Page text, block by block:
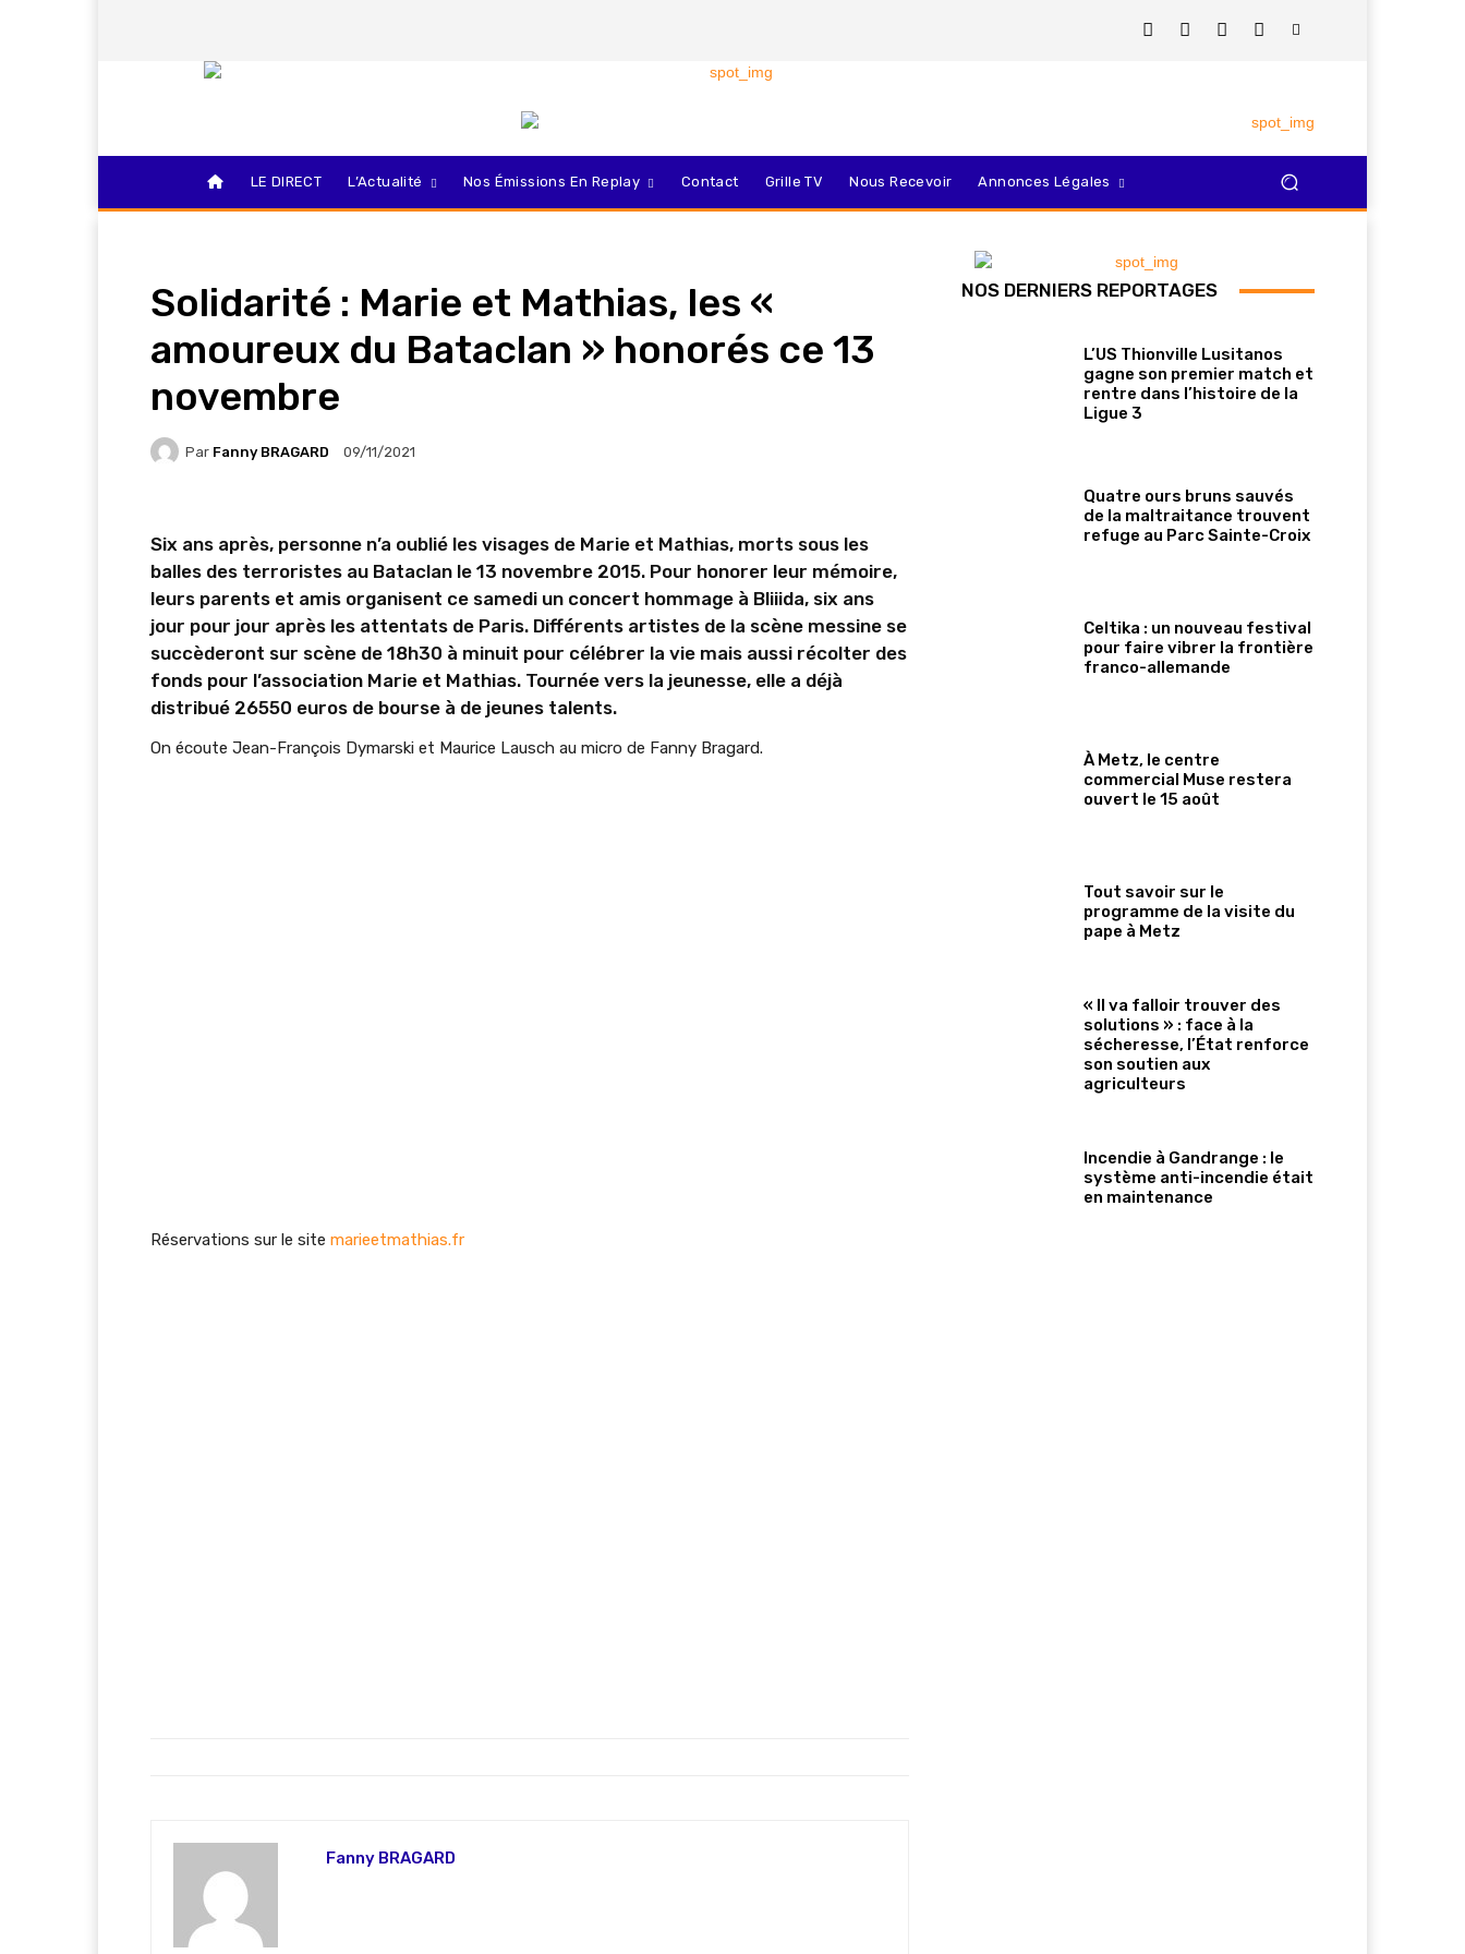
LE DIRECT L’Actualité Nos Émissions En Replay Contact Grille TV Nous Recevoir Annonces Légales
Solidarité : Marie et Mathias, les «
amoureux du Bataclan » honorés ce 13
novembre
Par Fanny BRAGARD 09/11/2021
Six ans après, personne n’a oublié les visages de Marie et Mathias, morts sous les
balles des terroristes au Bataclan le 13 novembre 2015. Pour honorer leur mémoire,
leurs parents et amis organisent ce samedi un concert hommage à Bliiida, six ans
jour pour jour après les attentats de Paris. Différents artistes de la scène messine se
succèderont sur scène de 18h30 à minuit pour célébrer la vie mais aussi récolter des
fonds pour l’association Marie et Mathias. Tournée vers la jeunesse, elle a déjà
distribué 26550 euros de bourse à de jeunes talents.
On écoute Jean-François Dymarski et Maurice Lausch au micro de Fanny Bragard.
Réservations sur le site marieetmathias.fr
Fanny BRAGARD
NOS DERNIERS REPORTAGES
L’US Thionville Lusitanos
gagne son premier match et
rentre dans l’histoire de la
Ligue 3
Quatre ours bruns sauvés
de la maltraitance trouvent
refuge au Parc Sainte-Croix
Celtika : un nouveau festival
pour faire vibrer la frontière
franco-allemande
À Metz, le centre
commercial Muse restera
ouvert le 15 août
Tout savoir sur le
programme de la visite du
pape à Metz
« Il va falloir trouver des
solutions » : face à la
sécheresse, l’État renforce
son soutien aux
agriculteurs
Incendie à Gandrange : le
système anti-incendie était
en maintenance